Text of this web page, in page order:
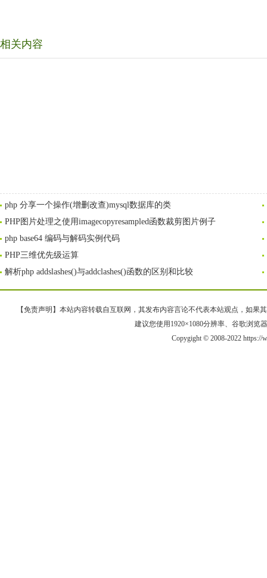
相关内容
php 分享一个操作(增删改查)mysql数据库的类
PHP图片处理之使用imagecopyresampled函数裁剪图片例子
php base64 编码与解码实例代码
PHP三维优先级运算
解析php addslashes()与addclashes()函数的区别和比较
【免责声明】本站内容转载自互联网，其发布内容言论不代表本站观点，如果
建议您使用1920×1080分辨率、谷歌浏览
Copygight © 2008-2022 https://